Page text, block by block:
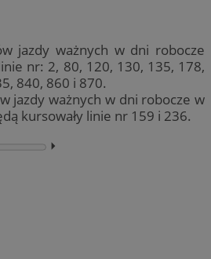
jazdy ważnych w dni robocze
nr: 2, 80, 120, 130, 135, 178,
840, 860 i 870.
jazdy ważnych w dni robocze w
kursowały linie nr 159 i 236.
⏵︎